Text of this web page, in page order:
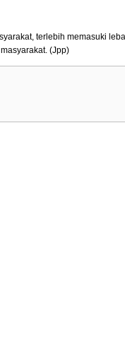
terlebih memasuki
(Jpp)